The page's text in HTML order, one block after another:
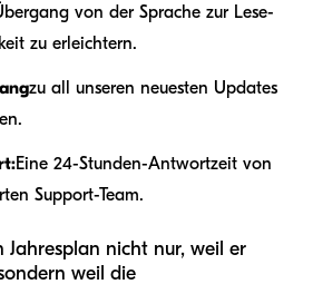
von der Sprache zur Lese-
zu erleichtern.
zu all unseren neuesten Updates
Eine 24-Stunden-Antwortzeit von
Support-Team.
nicht nur, weil er
weil die